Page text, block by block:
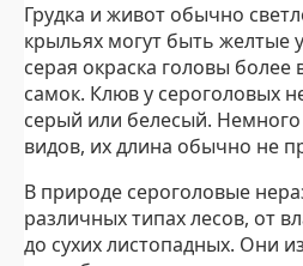
Грудка и живот обычно
крыльях могут быть желтые
серая окраска головы
самок. Клюв у сероголовых
серый или белесый.
видов, их длина обычно не
В природе сероголовые
различных типах лесов, от
до сухих листопадных. Они